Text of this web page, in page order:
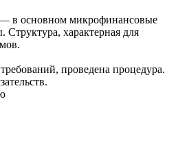
в основном микрофинансовые
Структура, характерная для
проведена процедура.